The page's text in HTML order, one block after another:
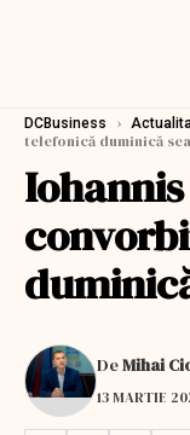
DCBusiness ›
telefonică duminică
DeMihai
13 MARTIE